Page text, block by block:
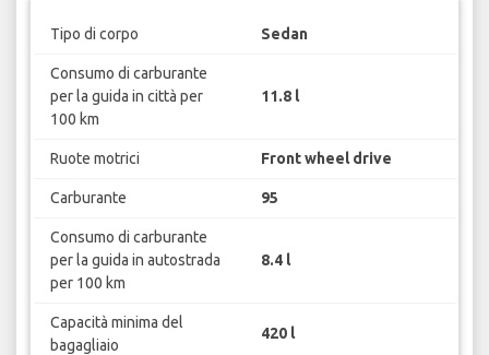
Tipo di corpo Sedan
Consumo di carburante
per la guida in città per
100 km
11.8 l
Ruote motrici Front wheel drive
Carburante 95
Consumo di carburante
per la guida in autostrada
per 100 km
8.4 l
Capacità minima del
bagagliaio
420 l